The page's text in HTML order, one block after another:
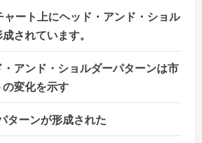
ャート上にヘッド・アンド・ショル
されています。
・アンド・ショルダーパターンは市
変化を示す
ターンが形成された